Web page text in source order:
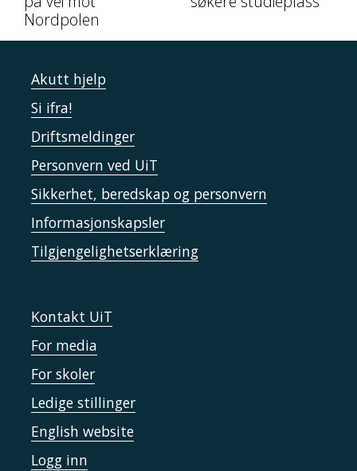
Nordpolen
Akutt hjelp
Si ifra!
Driftsmeldinger
Personvern ved UiT
Sikkerhet, beredskap og personvern
Informasjonskapsler
Tilgjengelighetserklæring
Kontakt UiT
For media
For skoler
Ledige stillinger
English website
Logg inn